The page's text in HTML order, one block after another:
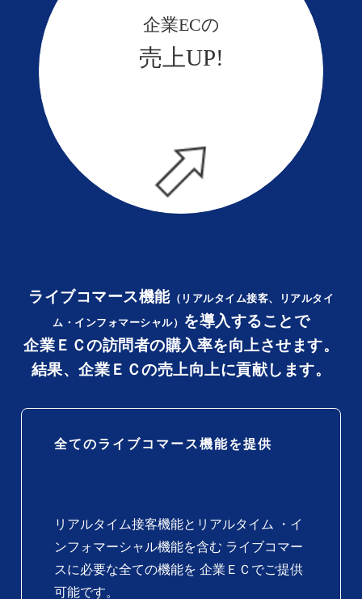
企業ECの
売上UP!
ライブコマース機能（リアルタイム接客、リアルタイ
ム・インフォマーシャル）
を導入することで
企業ＥＣの訪問者の購入率を向上させます。
結果、企業ＥＣの売上向上に貢献します。
全てのライブコマース機能を提供
リアルタイム接客機能とリアルタイム ・イ
ンフォマーシャル機能を含む ライブコマー
スに必要な全ての機能を 企業ＥＣでご提供
可能です。